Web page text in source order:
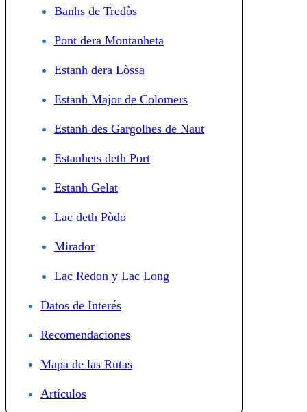
Banhs de Tredòs
Pont dera Montanheta
Estanh dera Lòssa
Estanh Major de Colomers
Estanh des Gargolhes de Naut
Estanhets deth Port
Estanh Gelat
Lac deth Pòdo
Mirador
Lac Redon y Lac Long
Datos de Interés
Recomendaciones
Mapa de las Rutas
Artículos